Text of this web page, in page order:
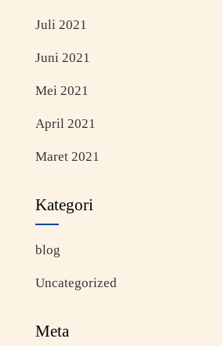
Juli 2021
Juni 2021
Mei 2021
April 2021
Maret 2021
Kategori
blog
Uncategorized
Meta